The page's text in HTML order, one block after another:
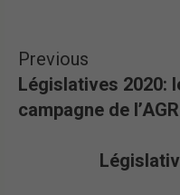
Previous
Législatives 2020:
campagne de l’AGR